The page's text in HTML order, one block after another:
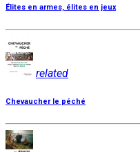
Élites en armes, élites en jeux
related
Chevaucher le péché